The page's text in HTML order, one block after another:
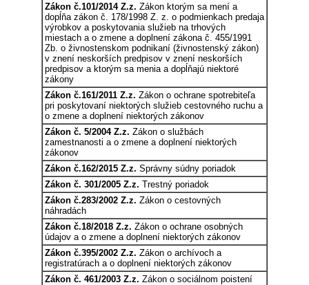
Zákon č.101/2014 Z.z. Zákon ktorým sa mení a
dopĺňa zákon č. 178/1998 Z. z. o podmienkach predaja
výrobkov a poskytovania služieb na trhových
miestach a o zmene a doplnení zákona č. 455/1991
Zb. o živnostenskom podnikaní (živnostenský zákon)
v znení neskorších predpisov v znení neskorších
predpisov a ktorým sa menia a dopĺňajú niektoré
zákony
Zákon č.161/2011 Z.z. Zákon o ochrane spotrebiteľa
pri poskytovaní niektorých služieb cestovného ruchu a
o zmene a doplnení niektorých zákonov
Zákon č. 5/2004 Z.z. Zákon o službách
zamestnanosti a o zmene a doplnení niektorých
zákonov
Zákon č.162/2015 Z.z. Správny súdny poriadok
Zákon č. 301/2005 Z.z. Trestný poriadok
Zákon č.283/2002 Z.z. Zákon o cestovných
náhradách
Zákon č.18/2018 Z.z. Zákon o ochrane osobných
údajov a o zmene a doplnení niektorých zákonov
Zákon č.395/2002 Z.z. Zákon o archívoch a
registratúrach a o doplnení niektorých zákonov
Zákon č. 461/2003 Z.z. Zákon o sociálnom poistení